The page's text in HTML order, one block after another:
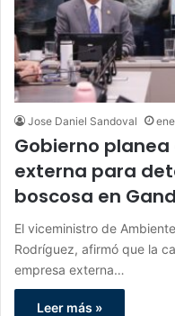
Jose Daniel Sandoval
Gobierno
externa para
boscosa en
El viceministro de
Rodríguez, afirmó que la
empresa externa…
Leer más »